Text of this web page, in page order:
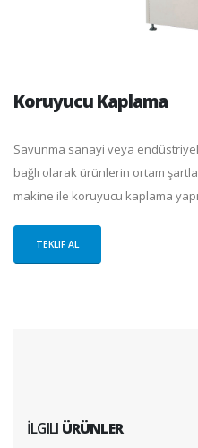
Koruyucu Kaplama
Savunma sanayi veya
bağlı olarak ürünlerin ortam
makine ile koruyucu kaplama
TEKLIF AL
İLGILI ÜRÜNLER